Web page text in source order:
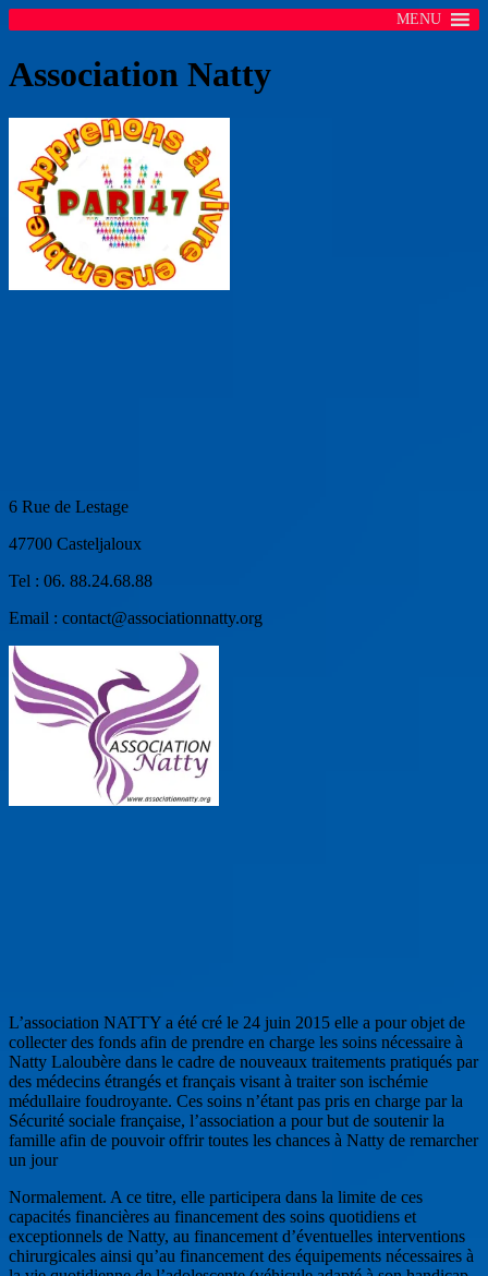
MENU
Association Natty
6 Rue de Lestage
47700 Casteljaloux
Tel : 06. 88.24.68.88
Email : contact@associationnatty.org
L’association NATTY a été cré le 24 juin 2015 elle a pour objet de
collecter des fonds afin de prendre en charge les soins nécessaire à
Natty Laloubère dans le cadre de nouveaux traitements pratiqués par
des médecins étrangés et français visant à traiter son ischémie
médullaire foudroyante. Ces soins n’étant pas pris en charge par la
Sécurité sociale française, l’association a pour but de soutenir la
famille afin de pouvoir offrir toutes les chances à Natty de remarcher
un jour
Normalement. A ce titre, elle participera dans la limite de ces
capacités financières au financement des soins quotidiens et
exceptionnels de Natty, au financement d’éventuelles interventions
chirurgicales ainsi qu’au financement des équipements nécessaires à